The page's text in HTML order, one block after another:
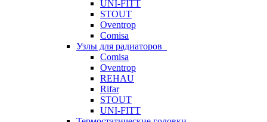
UNI-FITT
STOUT
Oventrop
Comisa
Узлы для радиаторов
Comisa
Oventrop
REHAU
Rifar
STOUT
UNI-FITT